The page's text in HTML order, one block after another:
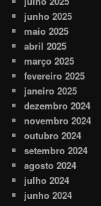
junho 2025
maio 2025
abril 2025
março 2025
fevereiro 2025
janeiro 2025
dezembro 2024
novembro 2024
outubro 2024
setembro 2024
agosto 2024
julho 2024
junho 2024